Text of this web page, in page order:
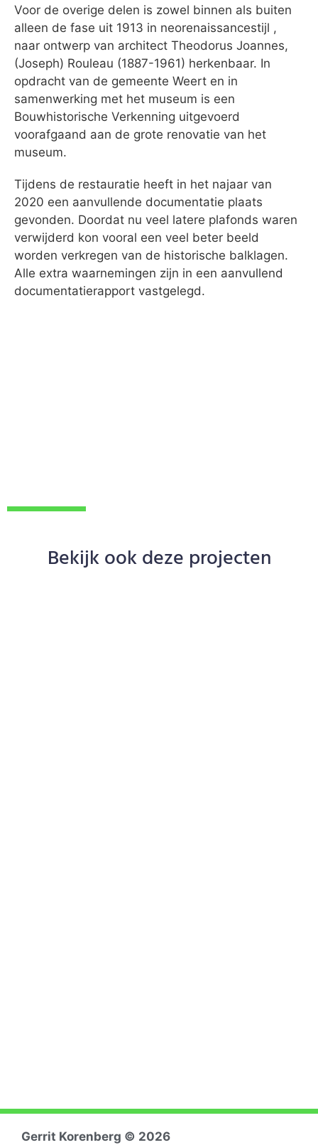
Voor de overige delen is zowel binnen als buiten
alleen de fase uit 1913 in neorenaissancestijl ,
naar ontwerp van architect Theodorus Joannes,
(Joseph) Rouleau (1887-1961) herkenbaar. In
opdracht van de gemeente Weert en in
samenwerking met het museum is een
Bouwhistorische Verkenning uitgevoerd
voorafgaand aan de grote renovatie van het
museum.
Tijdens de restauratie heeft in het najaar van
2020 een aanvullende documentatie plaats
gevonden. Doordat nu veel latere plafonds waren
verwijderd kon vooral een veel beter beeld
worden verkregen van de historische balklagen.
Alle extra waarnemingen zijn in een aanvullend
documentatierapport vastgelegd.
Bekijk ook deze projecten
Gerrit Korenberg © 2026